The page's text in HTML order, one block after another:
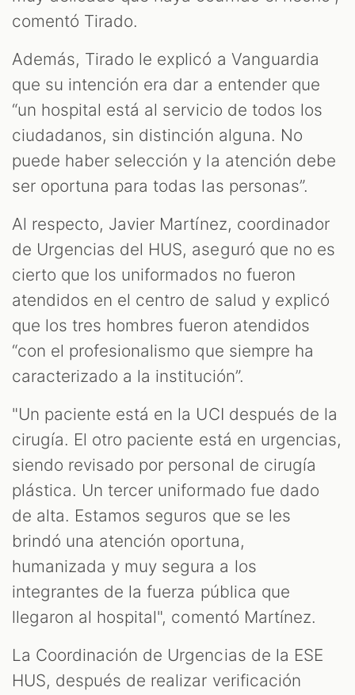
comentó Tirado.
Además, Tirado le explicó a Vanguardia
que su intención era dar a entender que
“un hospital está al servicio de todos los
ciudadanos, sin distinción alguna. No
puede haber selección y la atención debe
ser oportuna para todas las personas”.
Al respecto, Javier Martínez, coordinador
de Urgencias del HUS, aseguró que no es
cierto que los uniformados no fueron
atendidos en el centro de salud y explicó
que los tres hombres fueron atendidos
“con el profesionalismo que siempre ha
caracterizado a la institución”.
"Un paciente está en la UCI después de la
cirugía. El otro paciente está en urgencias,
siendo revisado por personal de cirugía
plástica. Un tercer uniformado fue dado
de alta. Estamos seguros que se les
brindó una atención oportuna,
humanizada y muy segura a los
integrantes de la fuerza pública que
llegaron al hospital", comentó Martínez.
La Coordinación de Urgencias de la ESE
HUS, después de realizar verificación